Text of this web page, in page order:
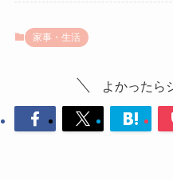
家事・生活
よかったら